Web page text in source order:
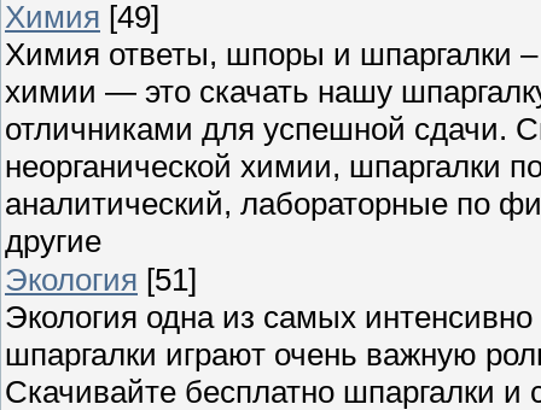
Химия [49]
Химия ответы, шпоры и шпаргалки
химии — это скачать нашу
отличниками для успешной сдачи.
неорганической химии, шпаргалки
аналитический, лабораторные по
другие
Экология [51]
Экология одна из самых
шпаргалки играют очень важную
Скачивайте бесплатно шпаргалки и